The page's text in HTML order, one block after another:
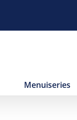
Menuiseries